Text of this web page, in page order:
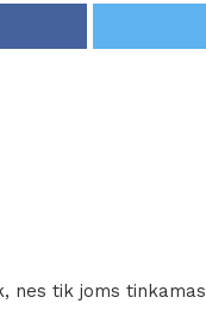
nes tik joms tinkamas